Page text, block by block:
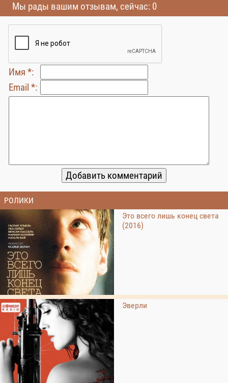
Мы рады вашим отзывам, сейчас: 0
Имя *:
Email *:
РОЛИКИ
Это всего лишь конец света
(2016)
Эверли